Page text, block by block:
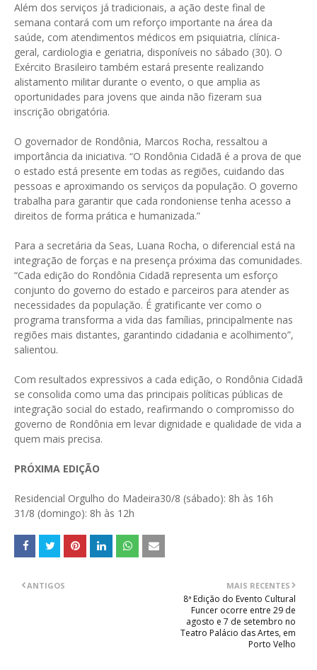
Além dos serviços já tradicionais, a ação deste final de
semana contará com um reforço importante na área da
saúde, com atendimentos médicos em psiquiatria, clínica-
geral, cardiologia e geriatria, disponíveis no sábado (30). O
Exército Brasileiro também estará presente realizando
alistamento militar durante o evento, o que amplia as
oportunidades para jovens que ainda não fizeram sua
inscrição obrigatória.
O governador de Rondônia, Marcos Rocha, ressaltou a
importância da iniciativa. “O Rondônia Cidadã é a prova de que
o estado está presente em todas as regiões, cuidando das
pessoas e aproximando os serviços da população. O governo
trabalha para garantir que cada rondoniense tenha acesso a
direitos de forma prática e humanizada.”
Para a secretária da Seas, Luana Rocha, o diferencial está na
integração de forças e na presença próxima das comunidades.
“Cada edição do Rondônia Cidadã representa um esforço
conjunto do governo do estado e parceiros para atender as
necessidades da população. É gratificante ver como o
programa transforma a vida das famílias, principalmente nas
regiões mais distantes, garantindo cidadania e acolhimento”,
salientou.
Com resultados expressivos a cada edição, o Rondônia Cidadã
se consolida como uma das principais políticas públicas de
integração social do estado, reafirmando o compromisso do
governo de Rondônia em levar dignidade e qualidade de vida a
quem mais precisa.
PRÓXIMA EDIÇÃO
Residencial Orgulho do Madeira30/8 (sábado): 8h às 16h
31/8 (domingo): 8h às 12h
MAIS RECENTES
8ª Edição do Evento Cultural
Funcer ocorre entre 29 de
agosto e 7 de setembro no
Teatro Palácio das Artes, em
Porto Velho
ANTIGOS